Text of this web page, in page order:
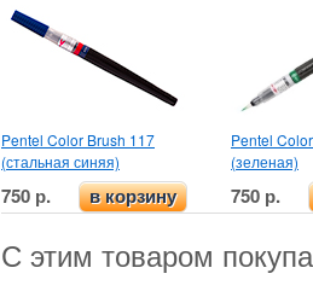
Pentel Color Brush 117
(стальная синяя)
750 р. в корзину
Pentel
(зеленая)
750 р.
С этим товаром